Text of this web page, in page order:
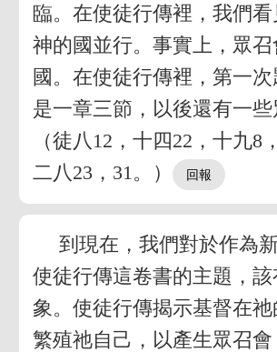
臨。在使徒行傳裡，我們
神的國並行。事實上，眾
國。在使徒行傳裡，第一
是一章三節，以後還有一些
（徒八12，十四22，十九8
二八23，31。）
到現在，我們對於作為
使徒行傳這卷書的主題，
象。使徒行傳揭示基督在祂
繁殖祂自己，以產生眾召